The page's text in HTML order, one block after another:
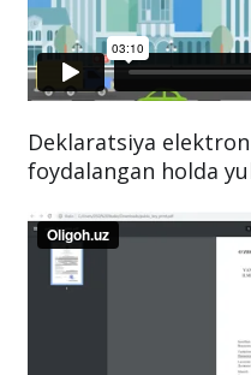
Deklaratsiya
foydalangan holda